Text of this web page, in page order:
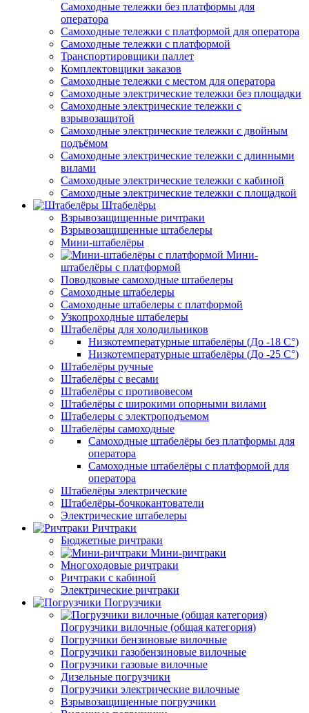
Самоходные тележки без платформы для
оператора
Самоходные тележки с платформой для оператора
Самоходные тележки с платформой
Транспортировщики паллет
Комплектовщики заказов
Самоходные тележки с местом для оператора
Самоходные электрические тележки без площадки
Самоходные электрические тележки с
взрывозащитой
Самоходные электрические тележки с двойным
подъёмом
Самоходные электрические тележки с длинными
вилами
Самоходные электрические тележки с кабиной
Самоходные электрические тележки с площадкой
Штабелёры
Взрывозащищенные ричтраки
Взрывозащищенные штабелеры
Мини-штабелёры
Мини-
штабелёры с платформой
Поводковые самоходные штабелеры
Самоходные штабелеры
Самоходные штабелеры с платформой
Узкопроходные штабелеры
Штабелёры для холодильников
Низкотемпературные штабелёры (До -18 C°)
Низкотемпературные штабелёры (До -25 C°)
Штабелёры ручные
Штабелёры с весами
Штабелёры с противовесом
Штабелёры с широкими опорными вилами
Штабелеры с электроподъемом
Штабелёры самоходные
Самоходные штабелёры без платформы для
оператора
Самоходные штабелёры с платформой для
оператора
Штабелёры электрические
Штабелёры-бочкокантователи
Электрические штабелеры
Ричтраки
Бюджетные ричтраки
Мини-ричтраки
Многоходовые ричтраки
Ричтраки с кабиной
Электрические ричтраки
Погрузчики
Погрузчики вилочные (общая категория)
Погрузчики бензиновые вилочные
Погрузчики газобензиновые вилочные
Погрузчики газовые вилочные
Дизельные погрузчики
Погрузчики электрические вилочные
Взрывозащищенные погрузчики